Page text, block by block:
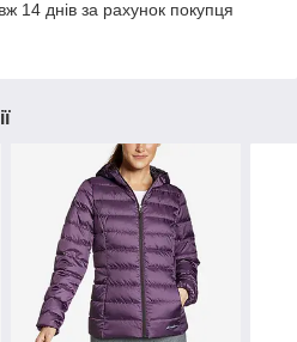
14 днів за рахунок покупця